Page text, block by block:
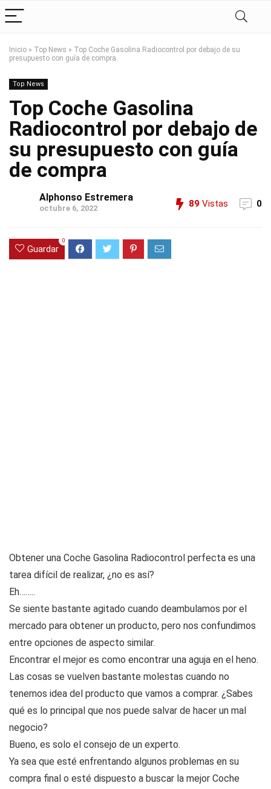
Inicio » Top News » Top Coche Gasolina Radiocontrol por debajo de su
presupuesto con guía de compra
Top News
Top Coche Gasolina
Radiocontrol por debajo de
su presupuesto con guía
de compra
Alphonso Estremera
octubre 6, 2022 89 Vistas 0
Guardar
0
Obtener una Coche Gasolina Radiocontrol perfecta es una
tarea difícil de realizar, ¿no es así?
Eh……..
Se siente bastante agitado cuando deambulamos por el
mercado para obtener un producto, pero nos confundimos
entre opciones de aspecto similar.
Encontrar el mejor es como encontrar una aguja en el heno.
Las cosas se vuelven bastante molestas cuando no
tenemos idea del producto que vamos a comprar. ¿Sabes
qué es lo principal que nos puede salvar de hacer un mal
negocio?
Bueno, es solo el consejo de un experto.
Ya sea que esté enfrentando algunos problemas en su
compra final o esté dispuesto a buscar la mejor Coche